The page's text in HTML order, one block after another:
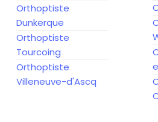
Orthoptiste
Dunkerque
Orthoptiste
Tourcoing
Orthoptiste
Villeneuve-d'Ascq